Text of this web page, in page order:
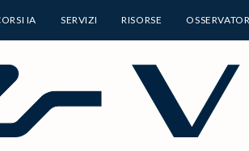
IA SERVIZI RISORSE